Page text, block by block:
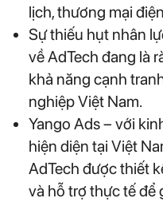
lịch, thương mại
Sự thiếu hụt nhân
về AdTech đang là
khả năng cạnh
nghiệp Việt Nam.
Yango Ads – với
hiện diện tại Việt
AdTech được thiết
và hỗ trợ thực tế để